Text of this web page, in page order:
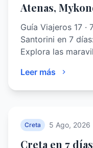
Atenas,
Guía Viajeros 17
Santorini en 7
Explora las
Leer más
Creta 5 Ago, 2026
Creta en 7